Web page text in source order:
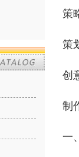
策
策
创
制
一